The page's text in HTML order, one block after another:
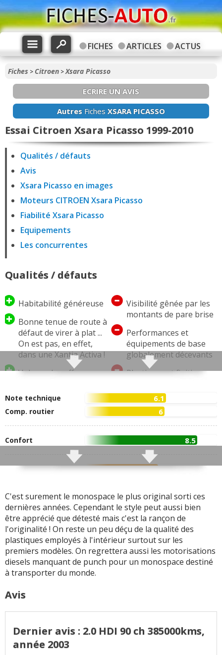
FICHES ARTICLES ACTUS
Fiches > Citroen >Xsara Picasso
ECRIRE UN AVIS
Autres Fiches XSARA PICASSO
Essai Citroen Xsara Picasso 1999-2010
Qualités / défauts
Avis
Xsara Picasso en images
Moteurs CITROEN Xsara Picasso
Fiabilité Xsara Picasso
Equipements
Les concurrentes
Qualités / défauts
Habitabilité généreuse
Bonne tenue de route à
défaut de virer à plat ...
On est pas, en effet,
dans une Xantia Activa !
Volume du coffre
très satisfaisant.
Pourtant il ne fait pas 5
mètres de long
Bon confort, ce qui
rejoint le problème de
mouvements de caisse
dans les virages
Toutes les autres qualités
CITROEN Xsara Picasso
signalées
Visibilité gênée par les
montants de pare brise
Performances et
équipements de base
globalement décevants
Plastiques et finition
Pas de diesel au dessus
de 110 chevaux
tableau de bord
fréquents dépassé les
100 000 km, voir vos
Comportement routier
bon mais pénalisé par
les mouvements de
caisses en virage, et
donc de la suspension
qui est un peu trop
souple/pataude (roulis
perceptible)
ville
Insonorisation
moyenne. Les bruits
Note technique 6.1
Comp. routier 6
Confort 8.5
Finition 5.5
Habitabilité 8.3
Coffre(550L)
Fiabilité 6.3
+ d'infos
C'est surement le monospace le plus original sorti ces
dernières années. Cependant le style peut aussi bien
être apprécié que détesté mais c'est la rançon de
l'originalité ! On reste un peu déçu de la qualité des
plastiques employés à l'intérieur surtout sur les
premiers modèles. On regrettera aussi les motorisations
diesels manquant de punch pour un monospace destiné
à transporter du monde.
Avis
Dernier avis : 2.0 HDI 90 ch 385000kms,
année 2003